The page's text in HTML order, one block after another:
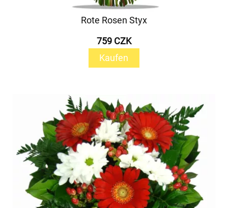
Rote Rosen Styx
759 CZK
Kaufen